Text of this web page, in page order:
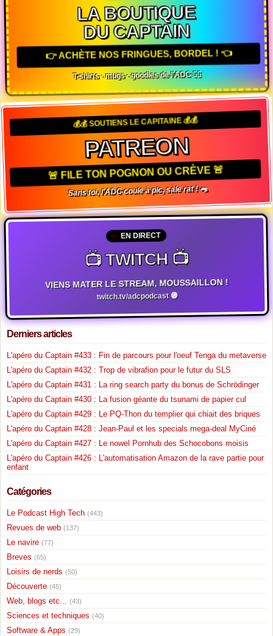
LA BOUTIQUE
DU CAPTAIN
👉 ACHÈTE NOS FRINGUES, BORDEL ! 👈
T-shirts · mugs · goodies de l'ADC 🏴‍☠️
💰💰 SOUTIENS LE CAPITAINE 💰💰
PATREON
🚨 FILE TON POGNON OU CRÈVE 🚨
Sans toi, l'ADC coule à pic, sale rat ! 🐀
EN DIRECT
📺 TWITCH 📺
VIENS MATER LE STREAM, MOUSSAILLON !
twitch.tv/adcpodcast 🟣
Derniers articles
L'apéro du Captain #433 : Fin de parcours pour l'oeuf Tenga du metaverse
L'apéro du Captain #432 : Trop de vibrafion pour le futur du SLS
L'apéro du Captain #431 : La ring search party du bonus de Schrödinger
L'apéro du Captain #430 : La fusion géante du tsunami de papier cul
L'apéro du Captain #429 : Le PQ-Thon du templier qui chiait des briques
L'apéro du Captain #428 : Jean-Paul et les specials mega-deal MyCiné
L'apéro du Captain #427 : Le nowel Pornhub des Schocobons moisis
L'apéro du Captain #426 : L'automatisation Amazon de la rave partie pour
enfant
Catégories
Le Podcast High Tech (443)
Revues de web (137)
Le navire (77)
Breves (65)
Loisirs de nerds (50)
Découverte (45)
Web, blogs etc... (43)
Sciences et techniques (40)
Software & Apps (29)